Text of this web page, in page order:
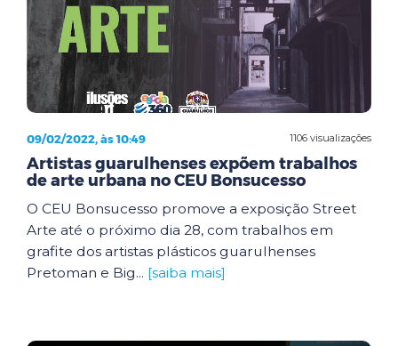
1106 visualizações
09/02/2022, às 10:49
Artistas guarulhenses expõem trabalhos
de arte urbana no CEU Bonsucesso
O CEU Bonsucesso promove a exposição Street
Arte até o próximo dia 28, com trabalhos em
grafite dos artistas plásticos guarulhenses
Pretoman e Big... [saiba mais]